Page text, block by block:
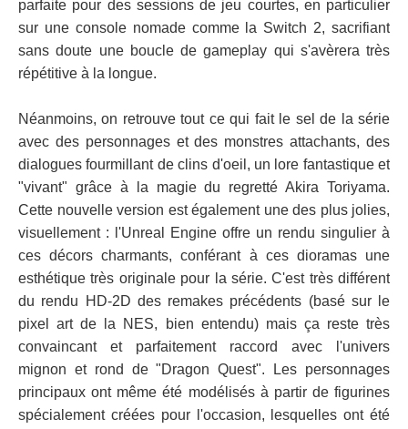
parfaite pour des sessions de jeu courtes, en particulier
sur une console nomade comme la Switch 2, sacrifiant
sans doute une boucle de gameplay qui s'avèrera très
répétitive à la longue.
Néanmoins, on retrouve tout ce qui fait le sel de la série
avec des personnages et des monstres attachants, des
dialogues fourmillant de clins d'oeil, un lore fantastique et
"vivant" grâce à la magie du regretté Akira Toriyama.
Cette nouvelle version est également une des plus jolies,
visuellement : l'Unreal Engine offre un rendu singulier à
ces décors charmants, conférant à ces dioramas une
esthétique très originale pour la série. C'est très différent
du rendu HD-2D des remakes précédents (basé sur le
pixel art de la NES, bien entendu) mais ça reste très
convaincant et parfaitement raccord avec l'univers
mignon et rond de "Dragon Quest". Les personnages
principaux ont même été modélisés à partir de figurines
spécialement créées pour l'occasion, lesquelles ont été